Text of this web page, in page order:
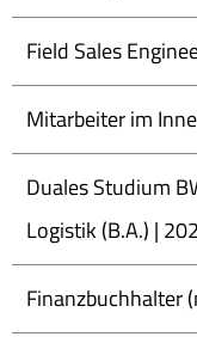
Field Sales
Mitarbeiter im
Duales Studium
Logistik (B.A.) |
Finanzbuchhalter